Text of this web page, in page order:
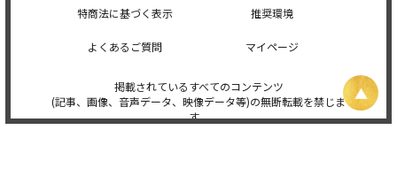
特商法に基づく表示 推奨環境
よくあるご質問 マイページ
掲載されているすべてのコンテンツ
(記事、画像、音声データ、映像データ等)の無断転載を禁じま
す。